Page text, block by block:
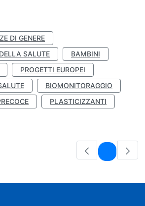
DI GENERE
SALUTE
BAMBINI
PROGETTI EUROPEI
BIOMONITORAGGIO
PLASTICIZZANTI
Pagina